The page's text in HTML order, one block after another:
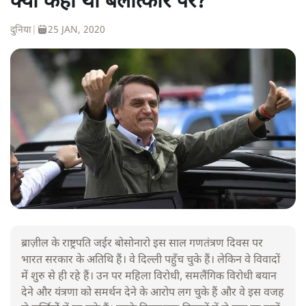
दुनिया 25 JAN, 2020
ब्राज़ील के राष्ट्रपति जईर बोसोनारो इस साल गणतंत्रण दिवस पर
भारत सरकार के अतिथि हैं। वे दिल्ली पहुँच चुके हैं। लेकिन वे विवादों
में शुरु से ही रहे हैं। उन पर महिला विरोधी, समलैंगिक विरोधी बयान
देने और यंत्रणा को समर्थन देने के आरोप लग चुके हैं और वे इस वजह